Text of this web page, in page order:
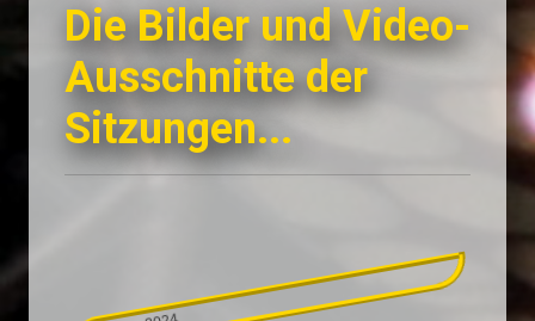
Die Bilder und Video-
Ausschnitte der
Sitzungen...